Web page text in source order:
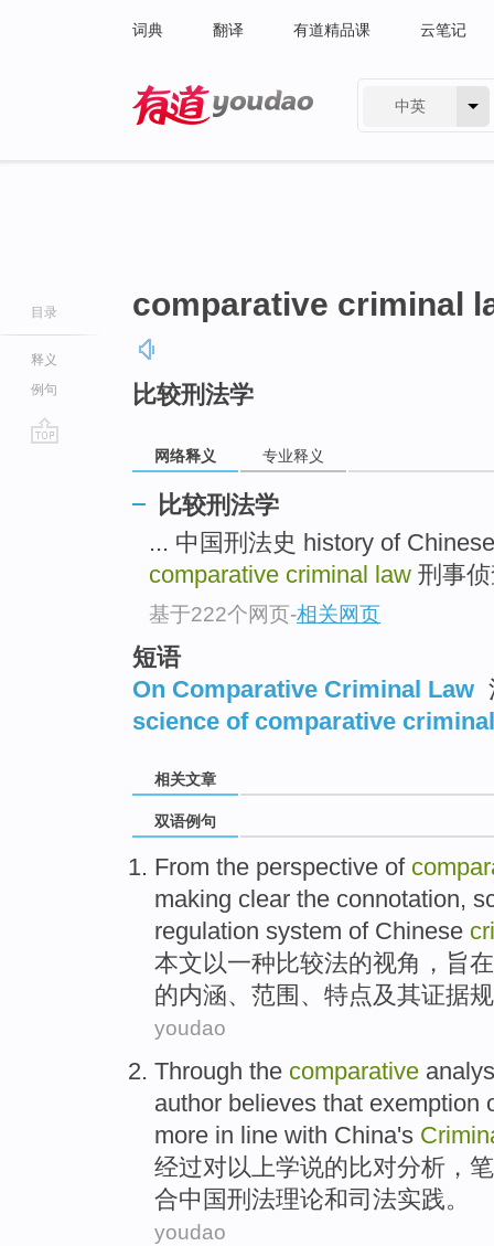
词典 翻译 有道精品课 云笔记
中英
目录
释义
例句
comparative criminal
比较刑法学
网络释义 专业释义
比较刑法学
... 中国刑法史 history of
comparative criminal law 刑事
基于222个网页-相关网页
短语
On Comparative Criminal Law
science of comparative
相关文章
双语例句
From the perspective of
making clear the connotation,
regulation system of Chinese
本文以一种比较法的视角 ， 旨在
的内涵、 范围 、 特点及其证据
youdao
Through the comparative
author believes that exemption
more in line with China's
经过对以上学说的 比对分析 ，
合中国刑法理论和司法实践。
youdao